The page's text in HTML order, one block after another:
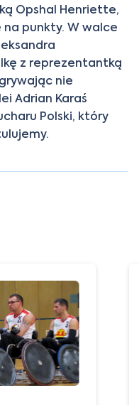
Opshal Henriette,
na punkty. W walce
z reprezentantką
nie
Adrian Karaś
Polski, który